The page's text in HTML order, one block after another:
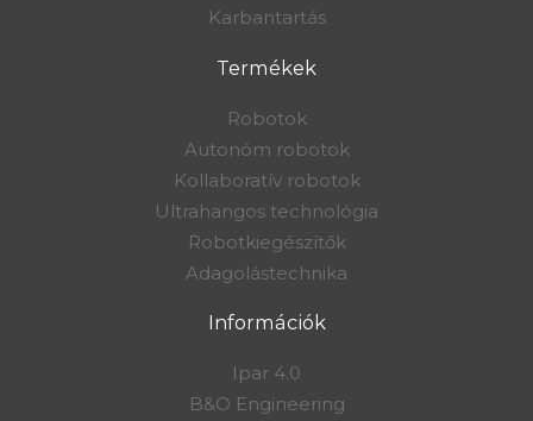
Karbantartás
Termékek
Robotok
Autonóm robotok
Kollaboratív robotok
Ultrahangos technológia
Robotkiegészítők
Adagolástechnika
Információk
Ipar 4.0
B&O Engineering